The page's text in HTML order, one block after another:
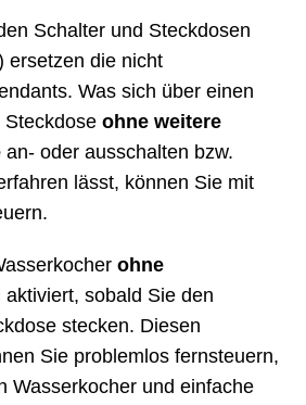
Schalter und Steckdosen
ersetzen die nicht
Was sich über einen
Steckdose ohne weitere
an- oder ausschalten bzw.
lässt, können Sie mit
ohne
aktiviert, sobald Sie den
stecken. Diesen
Sie problemlos fernsteuern,
Wasserkocher und einfache